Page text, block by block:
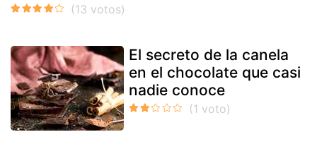
El secreto de la canela
en el chocolate que casi
nadie conoce